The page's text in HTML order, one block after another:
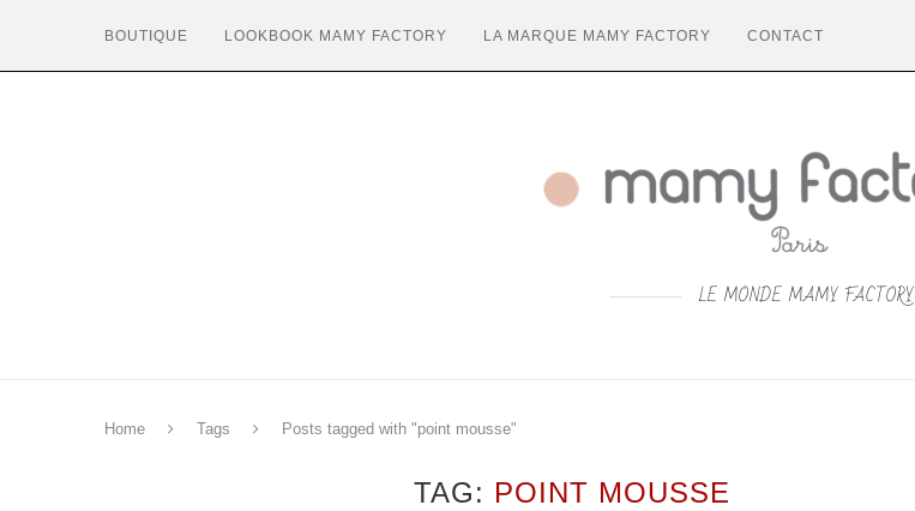
BOUTIQUE LOOKBOOK MAMY FACTORY LA MARQUE MAMY FACTORY CONTACT
LE MONDE MAMY FACTORY
Home Tags Posts tagged with "point mousse"
TAG: POINT MOUSSE